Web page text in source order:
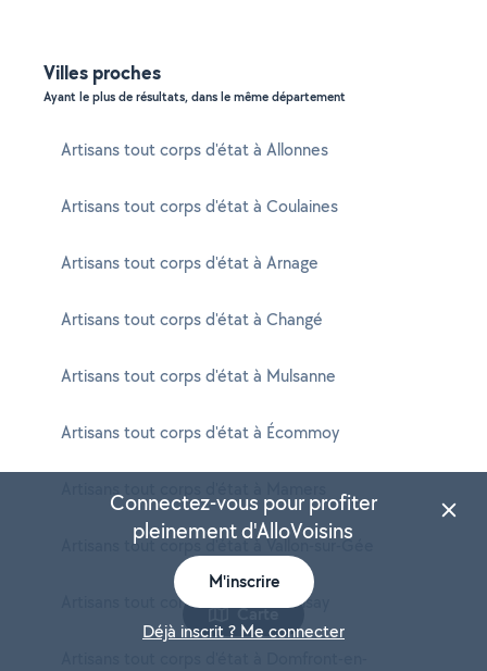
Villes proches
Ayant le plus de résultats, dans le même département
Artisans tout corps d'état à Allonnes
Artisans tout corps d'état à Coulaines
Artisans tout corps d'état à Arnage
Artisans tout corps d'état à Changé
Artisans tout corps d'état à Mulsanne
Artisans tout corps d'état à Écommoy
Artisans tout corps d'état à Vallon-sur-Gée
Artisans tout corps d'état à Chérisay
Carte
Connectez-vous pour profiter
pleinement d'AlloVoisins
M'inscrire
Déjà inscrit ? Me connecter